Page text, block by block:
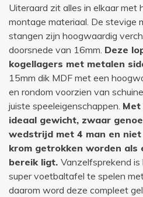
Uiteraard zit alles in elkaar met
montage materiaal. De stevige
stangen zijn hoogwaardig
doorsnede van 16mm. Deze
kogellagers met metalen
15mm dik MDF met een
en rondom voorzien van
juiste speeleigenschappen.
ideaal gewicht, zwaar
wedstrijd met 4 man en
krom getrokken worden als
bereik ligt. Vanzelfsprekend
super voetbaltafel te spelen
daarom word deze compleet